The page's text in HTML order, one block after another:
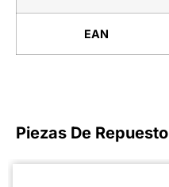
EAN
Piezas De Repuesto